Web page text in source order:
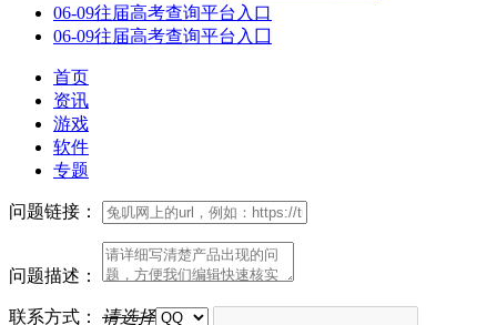
06-09往届高考查询平台入口
06-09往届高考查询平台入囗
首页
资讯
游戏
软件
专题
问题链接：
问题描述：
联系方式： 请选择